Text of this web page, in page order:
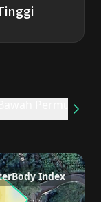
Permukaan
Index